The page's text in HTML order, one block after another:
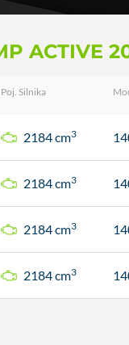
ACTIVE
Poj. Silnika
2184 cm3
2184 cm3
2184 cm3
2184 cm3